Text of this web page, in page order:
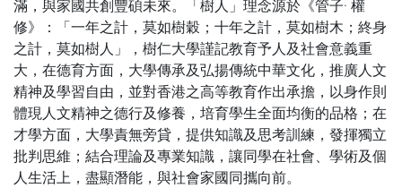
滿，與家國共創豐碩未來。「樹人」理念源於《管子· 權
修》：「一年之計，莫如樹穀；十年之計，莫如樹木；終身
之計，莫如樹人」，樹仁大學謹記教育予人及社會意義重
大，在德育方面，大學傳承及弘揚傳統中華文化，推廣人文
精神及學習自由，並對香港之高等教育作出承擔，以身作則
體現人文精神之德行及修養，培育學生全面均衡的品格；在
才學方面，大學責無旁貸，提供知識及思考訓練，發揮獨立
批判思維；結合理論及專業知識，讓同學在社會、學術及個
人生活上，盡顯潛能，與社會家國同攜向前。